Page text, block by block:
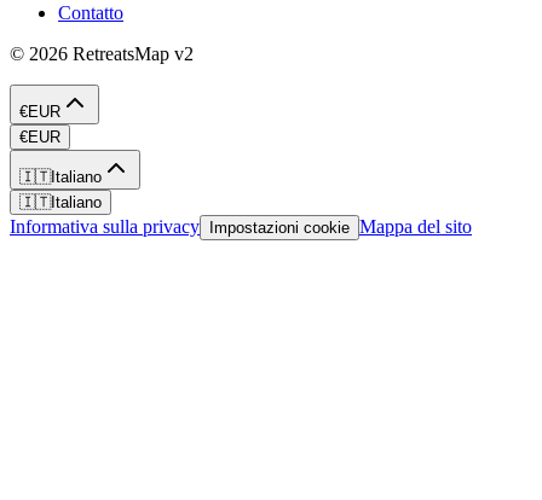
Contatto
© 2026 RetreatsMap v2
€EUR
€EUR
🇮🇹Italiano
🇮🇹Italiano
Informativa sulla privacy Impostazioni cookie Mappa del sito